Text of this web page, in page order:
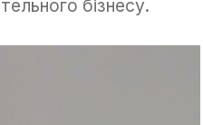
бізнесу.